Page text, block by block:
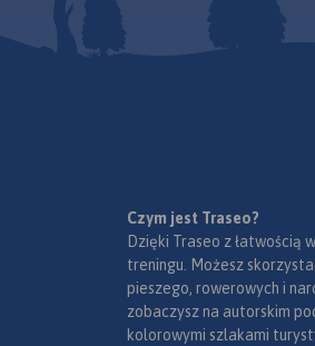
Czym jest Traseo?
Dzięki Traseo z łatwością
treningu. Możesz
pieszego, rowerowych i
zobaczysz na autorskim
kolorowymi szlakami